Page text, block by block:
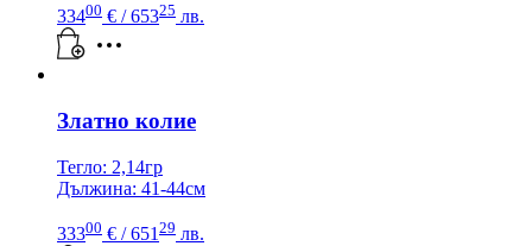
33400 € / 65325 лв.
Златно колие
Тегло: 2,14гр
Дължина: 41-44см
33300 € / 651 29 лв.